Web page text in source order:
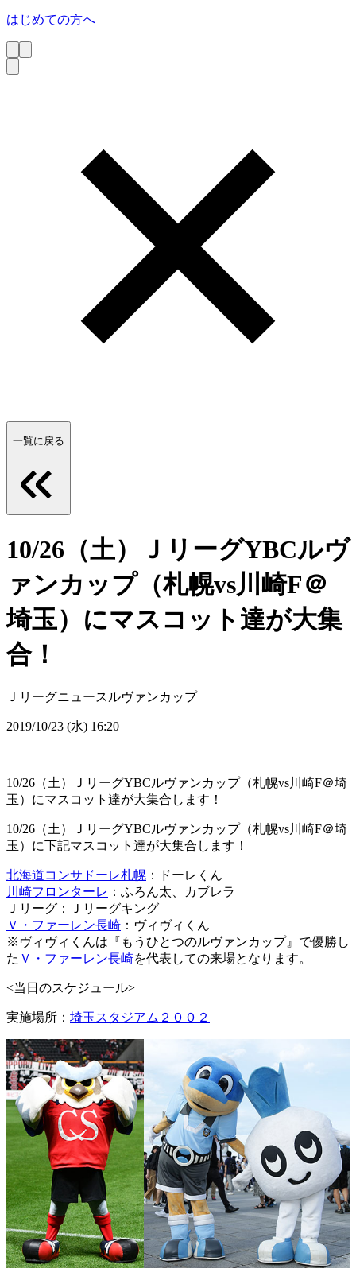
はじめての方へ
一覧に戻る
10/26（土）ＪリーグYBCルヴ
ァンカップ（札幌vs川崎F＠
埼玉）にマスコット達が大集
合！
Ｊリーグニュース ルヴァンカップ
2019/10/23 (水) 16:20
10/26（土）ＪリーグYBCルヴァンカップ（札幌vs川崎F＠埼
玉）にマスコット達が大集合します！
10/26（土）ＪリーグYBCルヴァンカップ（札幌vs川崎F＠埼
玉）に下記マスコット達が大集合します！
北海道コンサドーレ札幌 ：ドーレくん
川崎フロンターレ ：ふろん太、カブレラ
Ｊリーグ：Ｊリーグキング
Ｖ・ファーレン長崎 ：ヴィヴィくん
※ヴィヴィくんは『もうひとつのルヴァンカップ』で優勝し
た Ｖ・ファーレン長崎を代表しての来場となります。
<当日のスケジュール>
実施場所： 埼玉スタジアム２００２